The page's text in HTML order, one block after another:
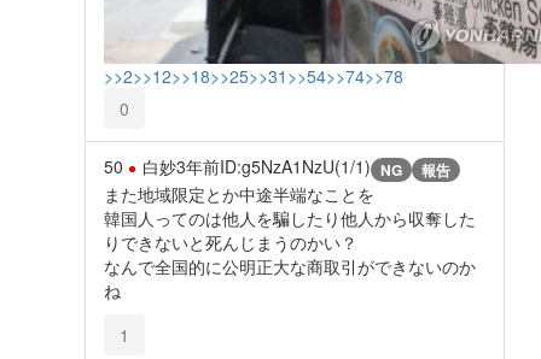
>>2>>12>>18>>25>>31 >>54>>74>>78
0
50 白妙3年前ID:g5NzA1NzU(1/1) NG 報告
また地域限定とか中途半端なことを
韓国人ってのは他人を騙したり他人から収奪した
りできないと死んじまうのかい？
なんで全国的に公明正大な商取引ができないのか
ね
1